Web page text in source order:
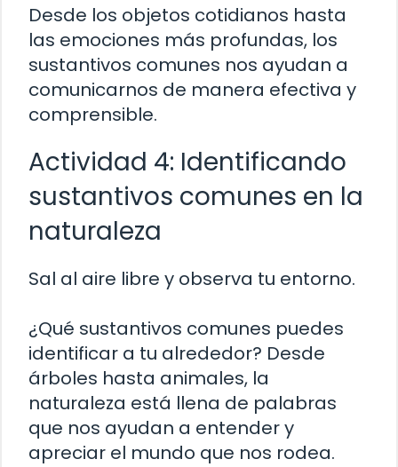
Desde los objetos cotidianos hasta
las emociones más profundas, los
sustantivos comunes nos ayudan a
comunicarnos de manera efectiva y
comprensible.
Actividad 4: Identificando
sustantivos comunes en la
naturaleza
Sal al aire libre y observa tu entorno.
¿Qué sustantivos comunes puedes
identificar a tu alrededor? Desde
árboles hasta animales, la
naturaleza está llena de palabras
que nos ayudan a entender y
apreciar el mundo que nos rodea.